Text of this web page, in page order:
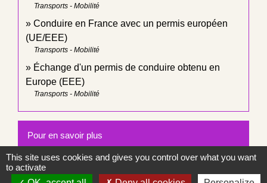
Transports - Mobilité
Conduire en France avec un permis européen
(UE/EEE)
Transports - Mobilité
Échange d'un permis de conduire obtenu en
Europe (EEE)
Transports - Mobilité
Pour en savoir plus
Pays pratiquant l'échange réciproque des permis
de conduire avec la France
This site uses cookies and gives you control over what you want
to activate